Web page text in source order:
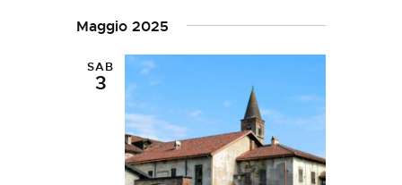
Maggio 2025
SAB
3